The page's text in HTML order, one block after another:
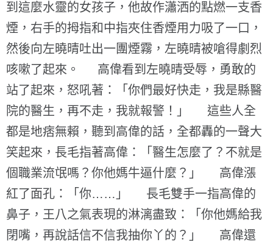
到這麼水靈的女孩子，他故作瀟洒的點燃一支香
煙，右手的拇指和中指夾住香煙用力吸了一口，
然後向左曉晴吐出一團煙霧，左曉晴被嗆得劇烈
咳嗽了起來。 高偉看到左曉晴受辱，勇敢的
站了起來，怒吼著：「你們最好快走，我是縣醫
院的醫生，再不走，我就報警！」 這些人全
都是地痞無賴，聽到高偉的話，全都轟的一聲大
笑起來，長毛指著高偉：「醫生怎麼了？不就是
個職業流氓嗎？你他媽牛逼什麼？」 高偉漲
紅了面孔：「你……」 長毛雙手一指高偉的
鼻子，王八之氣表現的淋漓盡致：「你他媽給我
閉嘴，再說話信不信我抽你丫的？」 高偉還